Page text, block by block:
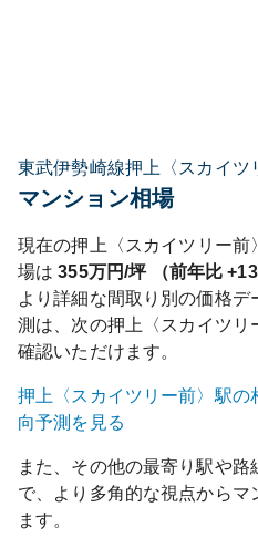
東武伊勢崎線押上〈スカイツ
マンション相場
現在の押上〈スカイツリー前
場は 355万円/坪 （前年比
より詳細な間取り別の価格
測は、次の押上〈スカイツリ
確認いただけます。
押上〈スカイツリー前〉 駅の
向予測を見る
また、その他の最寄り駅や路
で、より多角的な視点からマ
ます。